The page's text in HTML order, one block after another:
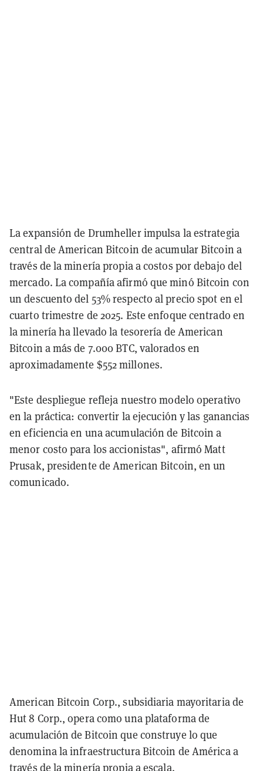
La expansión de Drumheller impulsa la estrategia
central de American Bitcoin de acumular Bitcoin a
través de la minería propia a costos por debajo del
mercado. La compañía afirmó que minó Bitcoin con
un descuento del 53% respecto al precio spot en el
cuarto trimestre de 2025. Este enfoque centrado en
la minería ha llevado la tesorería de American
Bitcoin a más de 7.000 BTC, valorados en
aproximadamente $552 millones.
"Este despliegue refleja nuestro modelo operativo
en la práctica: convertir la ejecución y las ganancias
en eficiencia en una acumulación de Bitcoin a
menor costo para los accionistas", afirmó Matt
Prusak, presidente de American Bitcoin, en un
comunicado.
American Bitcoin Corp., subsidiaria mayoritaria de
Hut 8 Corp., opera como una plataforma de
acumulación de Bitcoin que construye lo que
denomina la infraestructura Bitcoin de América a
través de la minería propia a escala.